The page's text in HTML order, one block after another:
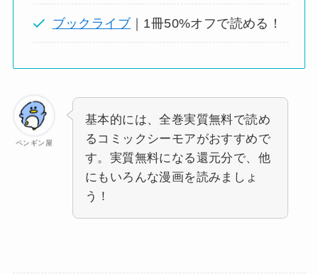
ブックライブ｜1冊50%オフで読める！
ペンギン屋
基本的には、全巻実質無料で読め
るコミックシーモアがおすすめで
す。実質無料になる還元分で、他
にもいろんな漫画を読みましょ
う！